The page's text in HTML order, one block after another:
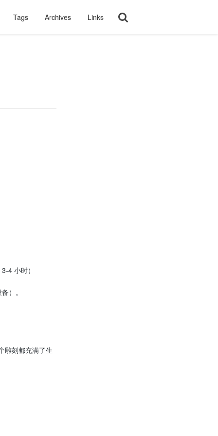
Tags Archives Links
4 小时）
）。
雕刻都充满了生